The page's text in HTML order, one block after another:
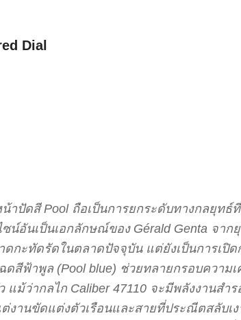
Dial
น้าปัดสี Pool ถือเป็นการยกระดับทางกลยุท
อันเป็นเอกลักษณ์ของ Gérald Genta จาก
กะทัดรัดในตลาดปัจจุบัน แต่ยังเป็นการเปิ
สีฟ้าพูล (Pool blue) ช่วยทลายกรอบความ
ม้ว่ากลไก Caliber 47110 จะมีพลังงานสำ
งานขัดแต่งตัวเรือนและสายที่ประณีตสลับเ